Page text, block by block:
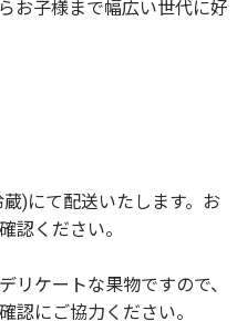
お子様まで幅広い世代に好
)にて配送いたします。お
認ください。
ケートな果物ですので、
認にご協力ください。